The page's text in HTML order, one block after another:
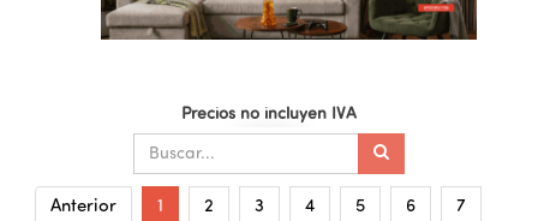
Precios no incluyen IVA
Anterior 1 2 3 4 5 6 7